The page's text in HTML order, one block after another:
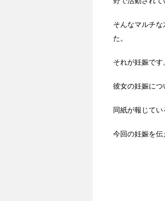
そんなマルチ
た。
それが妊娠です
彼女の妊娠につ
同紙が報じてい
今回の妊娠を伝